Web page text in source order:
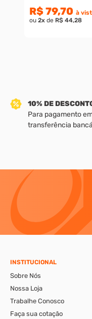
R$ 79,70 à
ou 2xde R$ 44,28
10% DE
Para pagamento
transferência
INSTITUCIONAL
Sobre Nós
Nossa Loja
Trabalhe Conosco
Faça sua cotação